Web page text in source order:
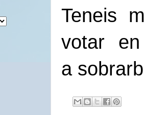
Teneis
votar en
a